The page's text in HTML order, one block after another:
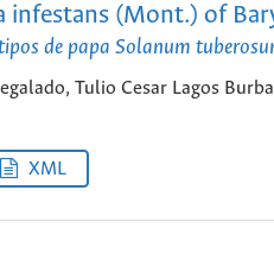
infestans (Mont.) of
de papa Solanum
Tulio Cesar Lagos
XML